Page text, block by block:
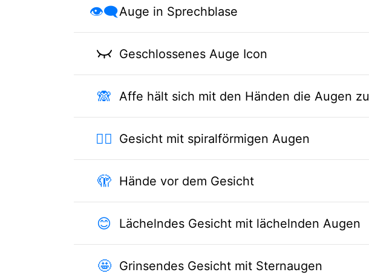
👁️‍🗨️Auge in Sprechblase
Geschlossenes Auge Icon
🙈 Affe hält sich mit den Händen die Augen zu
😵‍💫 Gesicht mit spiralförmigen Augen
🫣 Hände vor dem Gesicht
😊 Lächelndes Gesicht mit lächelnden Augen
🤩 Grinsendes Gesicht mit Sternaugen